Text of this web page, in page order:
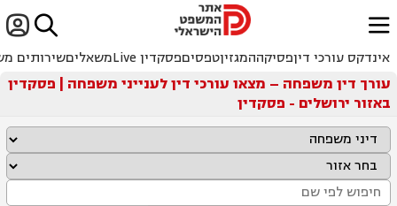

ﱐ
אינדקס עורכי דיןפסיקההמגזיןטפסיםפסקדין Live משאליםשירותים
עורך דין משפחה – מצאו עורכי דין לענייני משפחה | פסקדין
באזור ירושלים - פסקדין